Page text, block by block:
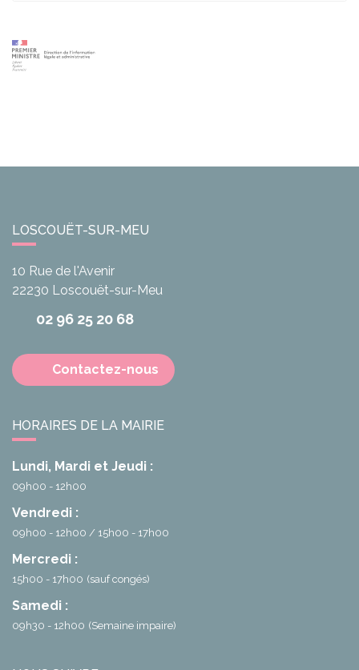
LOSCOUËT-SUR-MEU
10 Rue de l'Avenir
22230 Loscouët-sur-Meu
02 96 25 20 68
Contactez-nous
HORAIRES DE LA MAIRIE
Lundi, Mardi et Jeudi :
09h00 - 12h00
Vendredi :
09h00 - 12h00 15h00 - 17h00
Mercredi :
15h00 - 17h00 (sauf congés)
Samedi :
09h30 - 12h00 (Semaine impaire)